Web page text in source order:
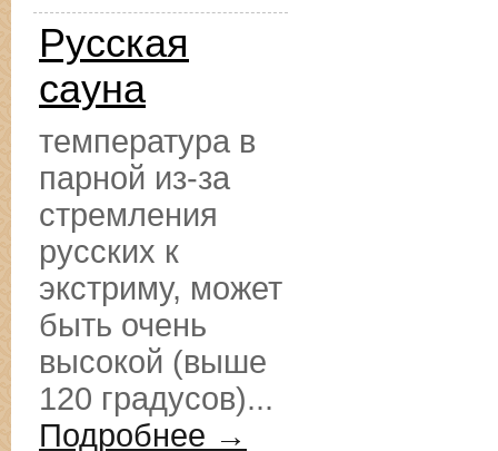
Русская
сауна
температура в
парной из-за
стремления
русских к
экстриму, может
быть очень
высокой (выше
120 градусов)...
Подробнее →